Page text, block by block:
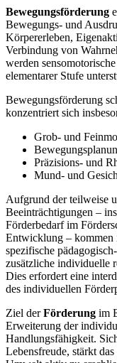
Bewegungsförderung
Bewegungs- und
Körpererleben,
Verbindung von
werden
elementarer Stufe
Bewegungsförderung
konzentriert sich
Grob- und
Präzisions- und
Mund- und
Aufgrund der teilweise
Beeinträchtigungen –
Förderbedarf im
Entwicklung – kommen
spezifische
zusätzliche individuelle
Dies erfordert eine
des individuellen
Ziel derFörderung im
Erweiterung der
Handlungsfähigkeit.
Lebensfreude, stärkt